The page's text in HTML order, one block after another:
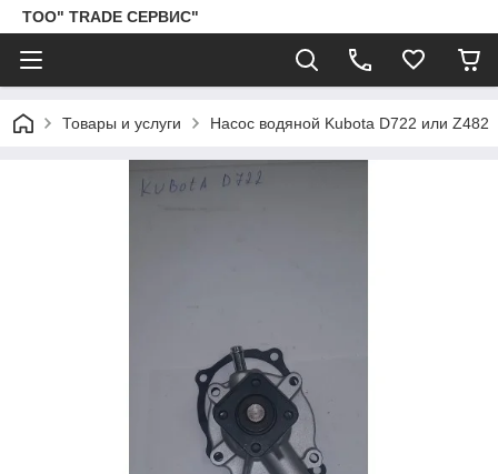
ТОО" TRADE СЕРВИС"
Товары и услуги Насос водяной Kubota D722 или Z482